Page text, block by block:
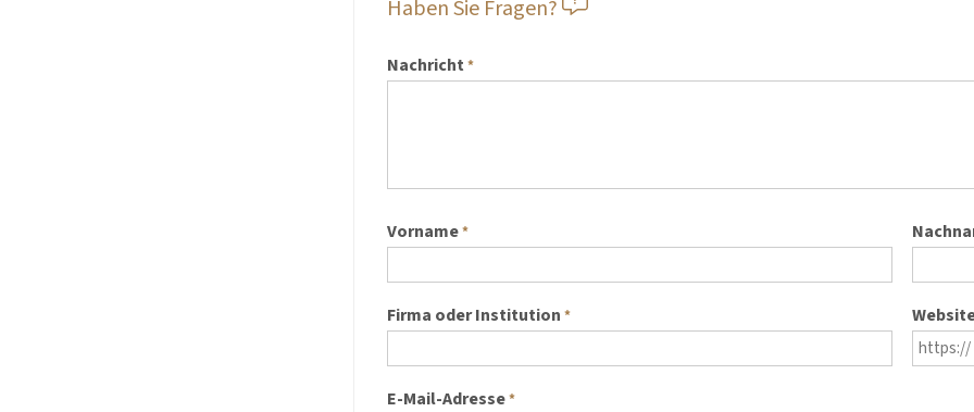
Haben Sie Fragen?
Nachricht*
Vorname*
Firma oder Institution *
E-Mail-Adresse*